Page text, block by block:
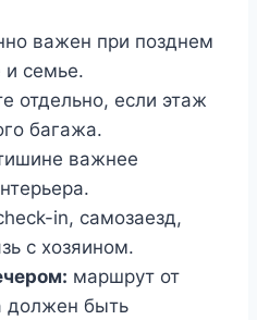
важен при позднем
и семье.
отдельно, если этаж
багажа.
важнее
in, самозаезд,
с хозяином.
маршрут от
должен быть